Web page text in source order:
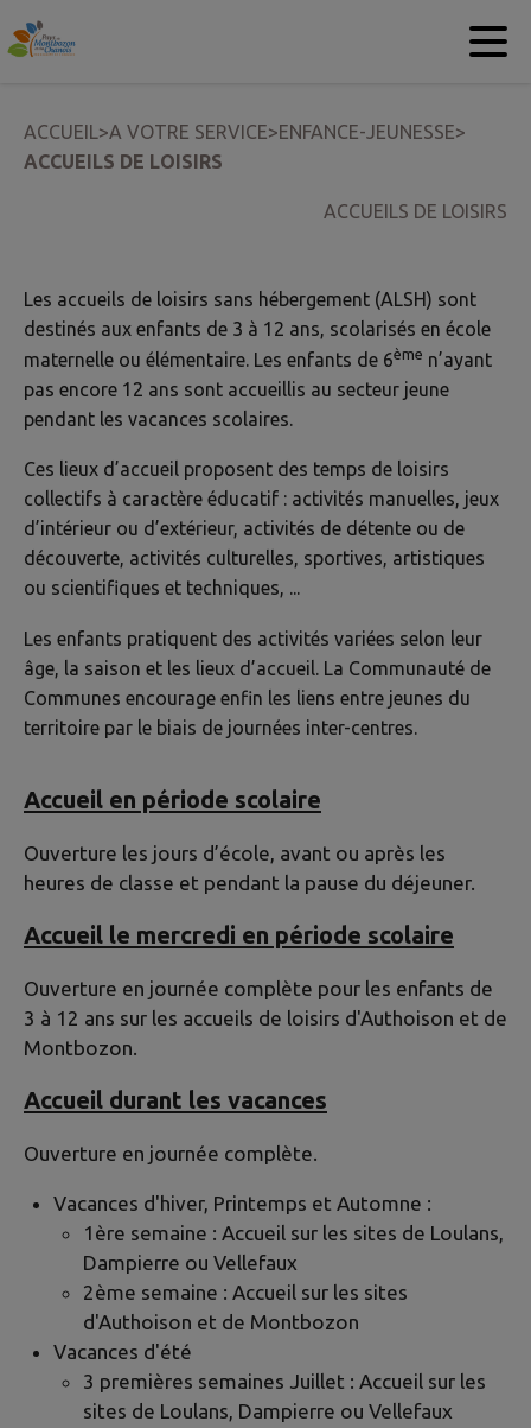
Contenu
ACCUEIL>A VOTRE SERVICE>ENFANCE-JEUNESSE>
ACCUEILS DE LOISIRS
ACCUEILS DE LOISIRS
Les accueils de loisirs sans hébergement (ALSH) sont
destinés aux enfants de 3 à 12 ans, scolarisés en école
maternelle ou élémentaire. Les enfants de 6ème n’ayant
pas encore 12 ans sont accueillis au secteur jeune
pendant les vacances scolaires.
Ces lieux d’accueil proposent des temps de loisirs
collectifs à caractère éducatif : activités manuelles, jeux
d’intérieur ou d’extérieur, activités de détente ou de
découverte, activités culturelles, sportives, artistiques
ou scientifiques et techniques, ...
Les enfants pratiquent des activités variées selon leur
âge, la saison et les lieux d’accueil. La Communauté de
Communes encourage enfin les liens entre jeunes du
territoire par le biais de journées inter-centres.
Accueil en période scolaire
Ouverture les jours d’école, avant ou après les
heures de classe et pendant la pause du déjeuner.
Accueil le mercredi en période scolaire
Ouverture en journée complète pour les enfants de
3 à 12 ans sur les accueils de loisirs d'Authoison et de
Montbozon.
Accueil durant les vacances
Ouverture en journée complète.
Vacances d'hiver, Printemps et Automne :
1ère semaine : Accueil sur les sites de Loulans,
Dampierre ou Vellefaux
2ème semaine : Accueil sur les sites
d'Authoison et de Montbozon
Vacances d'été
3 premières semaines Juillet : Accueil sur les
sites de Loulans, Dampierre ou Vellefaux